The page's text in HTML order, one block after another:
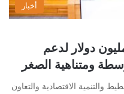
أخبار
اتفاقية تمويل بـ 100 مليون دولار لدعم
ومتناهية الصغر
والتنمية الاقتصادية والتعاون